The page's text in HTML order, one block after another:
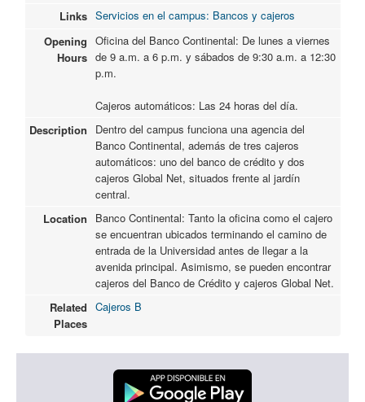
Links Servicios en el campus: Bancos y cajeros
Opening
Hours
Oficina del Banco Continental: De lunes a viernes
de 9 a.m. a 6 p.m. y sábados de 9:30 a.m. a 12:30
p.m.
Cajeros automáticos: Las 24 horas del día.
Description
Dentro del campus funciona una agencia del
Banco Continental, además de tres cajeros
automáticos: uno del banco de crédito y dos
cajeros Global Net, situados frente al jardín
central.
Location
Banco Continental: Tanto la oficina como el cajero
se encuentran ubicados terminando el camino de
entrada de la Universidad antes de llegar a la
avenida principal. Asimismo, se pueden encontrar
cajeros del Banco de Crédito y cajeros Global Net.
Related
Places
Cajeros B